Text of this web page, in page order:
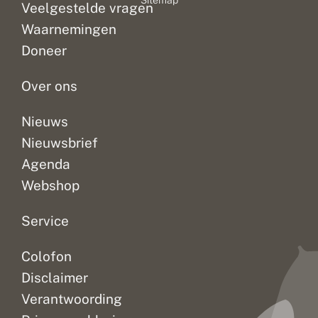
zwartvlekwinteruil
wachtervlinder....
Veelgestelde vragen
Waarnemingen
Doneer
Over ons
Nieuws
Nieuwsbrief
Agenda
Webshop
Service
Colofon
Disclaimer
Verantwoording